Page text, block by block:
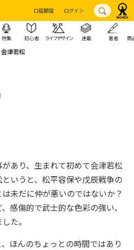
口座開設 ログイン
特集 初心者 ライフデザイン 連載 著者 商
会津若松
あり、生まれて初めて会津若松
いうと、松平容保や戊辰戦争の
未だに仲が悪いのではないか？
感傷的で武士的な色彩の強い、
た。
ほんのちょっとの時間ではあり